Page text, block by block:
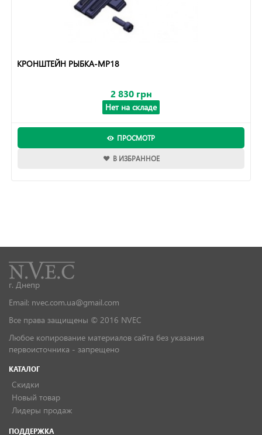
КРОНШТЕЙН РЫБКА-МР18
2 830 грн
Нет на складе
ПРОСМОТР
В ИЗБРАННОЕ
г. Днепр
Email: nvec.com.ua@gmail.com
Все права защищены © 2016 NVEC
Любое копирование материалов сайта без указания
первоисточника - запрещено
КАТАЛОГ
Скидки
Новый товар
Лидеры продаж
ПОДДЕРЖКА